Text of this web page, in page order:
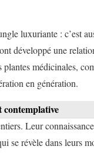
luxuriante : c’est
développé une
médicinales,
en génération.
contemplative
Leur
se révèle dans leurs